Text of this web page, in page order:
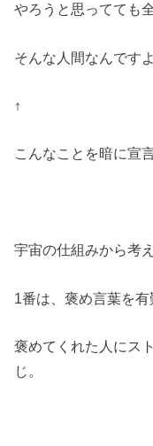
やろうと思ってても
そんな人間なんです
↑
こんなことを暗に宣
宇宙の仕組みから考
1番は、褒め言葉を
褒めてくれた人にス
じ。